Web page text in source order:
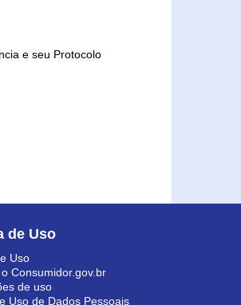
e seu Protocolo
de Uso
Uso
Consumidor.gov.br
de uso
Uso de Dados Pessoais